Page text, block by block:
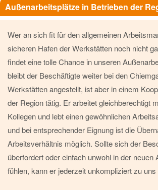
Außenarbeitsplätze in Betrieben der
Wer an sich fit für den allgemeinen
sicheren Hafen der Werkstätten noch nicht
findet eine tolle Chance in unseren
bleibt der Beschäftigte weiter bei den
Werkstätten angestellt, ist aber in einem
der Region tätig. Er arbeitet gleichberechtigt
Kollegen und lebt einen gewöhnlichen
und bei entsprechender Eignung ist die
Arbeitsverhältnis möglich. Sollte sich der
überfordert oder einfach unwohl in der neuen
fühlen, kann er jederzeit unkompliziert zu